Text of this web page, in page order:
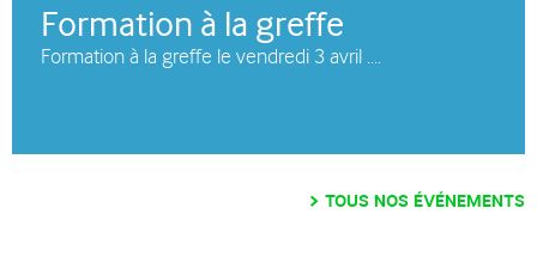
Formation à la greffe
Formation à la greffe le vendredi 3 avril ....
TOUS NOS ÉVÉNEMENTS